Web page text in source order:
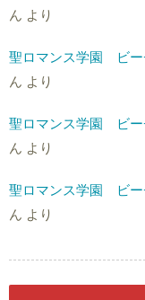
ん より
聖ロマンス学園 ビー
ん より
聖ロマンス学園 ビー
ん より
聖ロマンス学園 ビー
ん より